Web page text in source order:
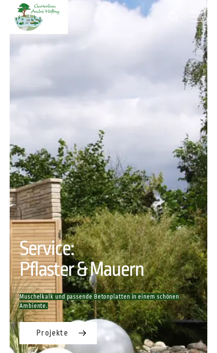
Service:
Pflaster & Mauern
Muschelkalk und passende Betonplatten in einem schönen
Ambiente.
Projekte